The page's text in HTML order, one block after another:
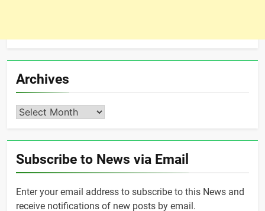
Archives
Archives
Subscribe to News via Email
Enter your email address to subscribe to this News and
receive notifications of new posts by email.